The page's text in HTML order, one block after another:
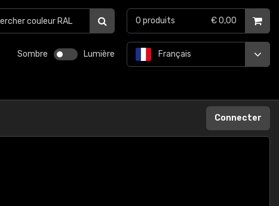
Sombre Lumière Français
0 produits € 0,00
Connecter